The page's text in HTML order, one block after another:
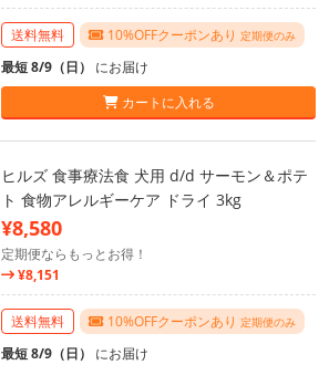
送料無料 10%OFFクーポンあり 定期便のみ
最短 8/9（日） にお届け
カートに入れる
ヒルズ 食事療法食 犬用 d/d サーモン＆ポテ
ト 食物アレルギーケア ドライ 3kg
¥8,580
定期便ならもっとお得！
¥8,151
送料無料 10%OFFクーポンあり 定期便のみ
最短 8/9（日） にお届け